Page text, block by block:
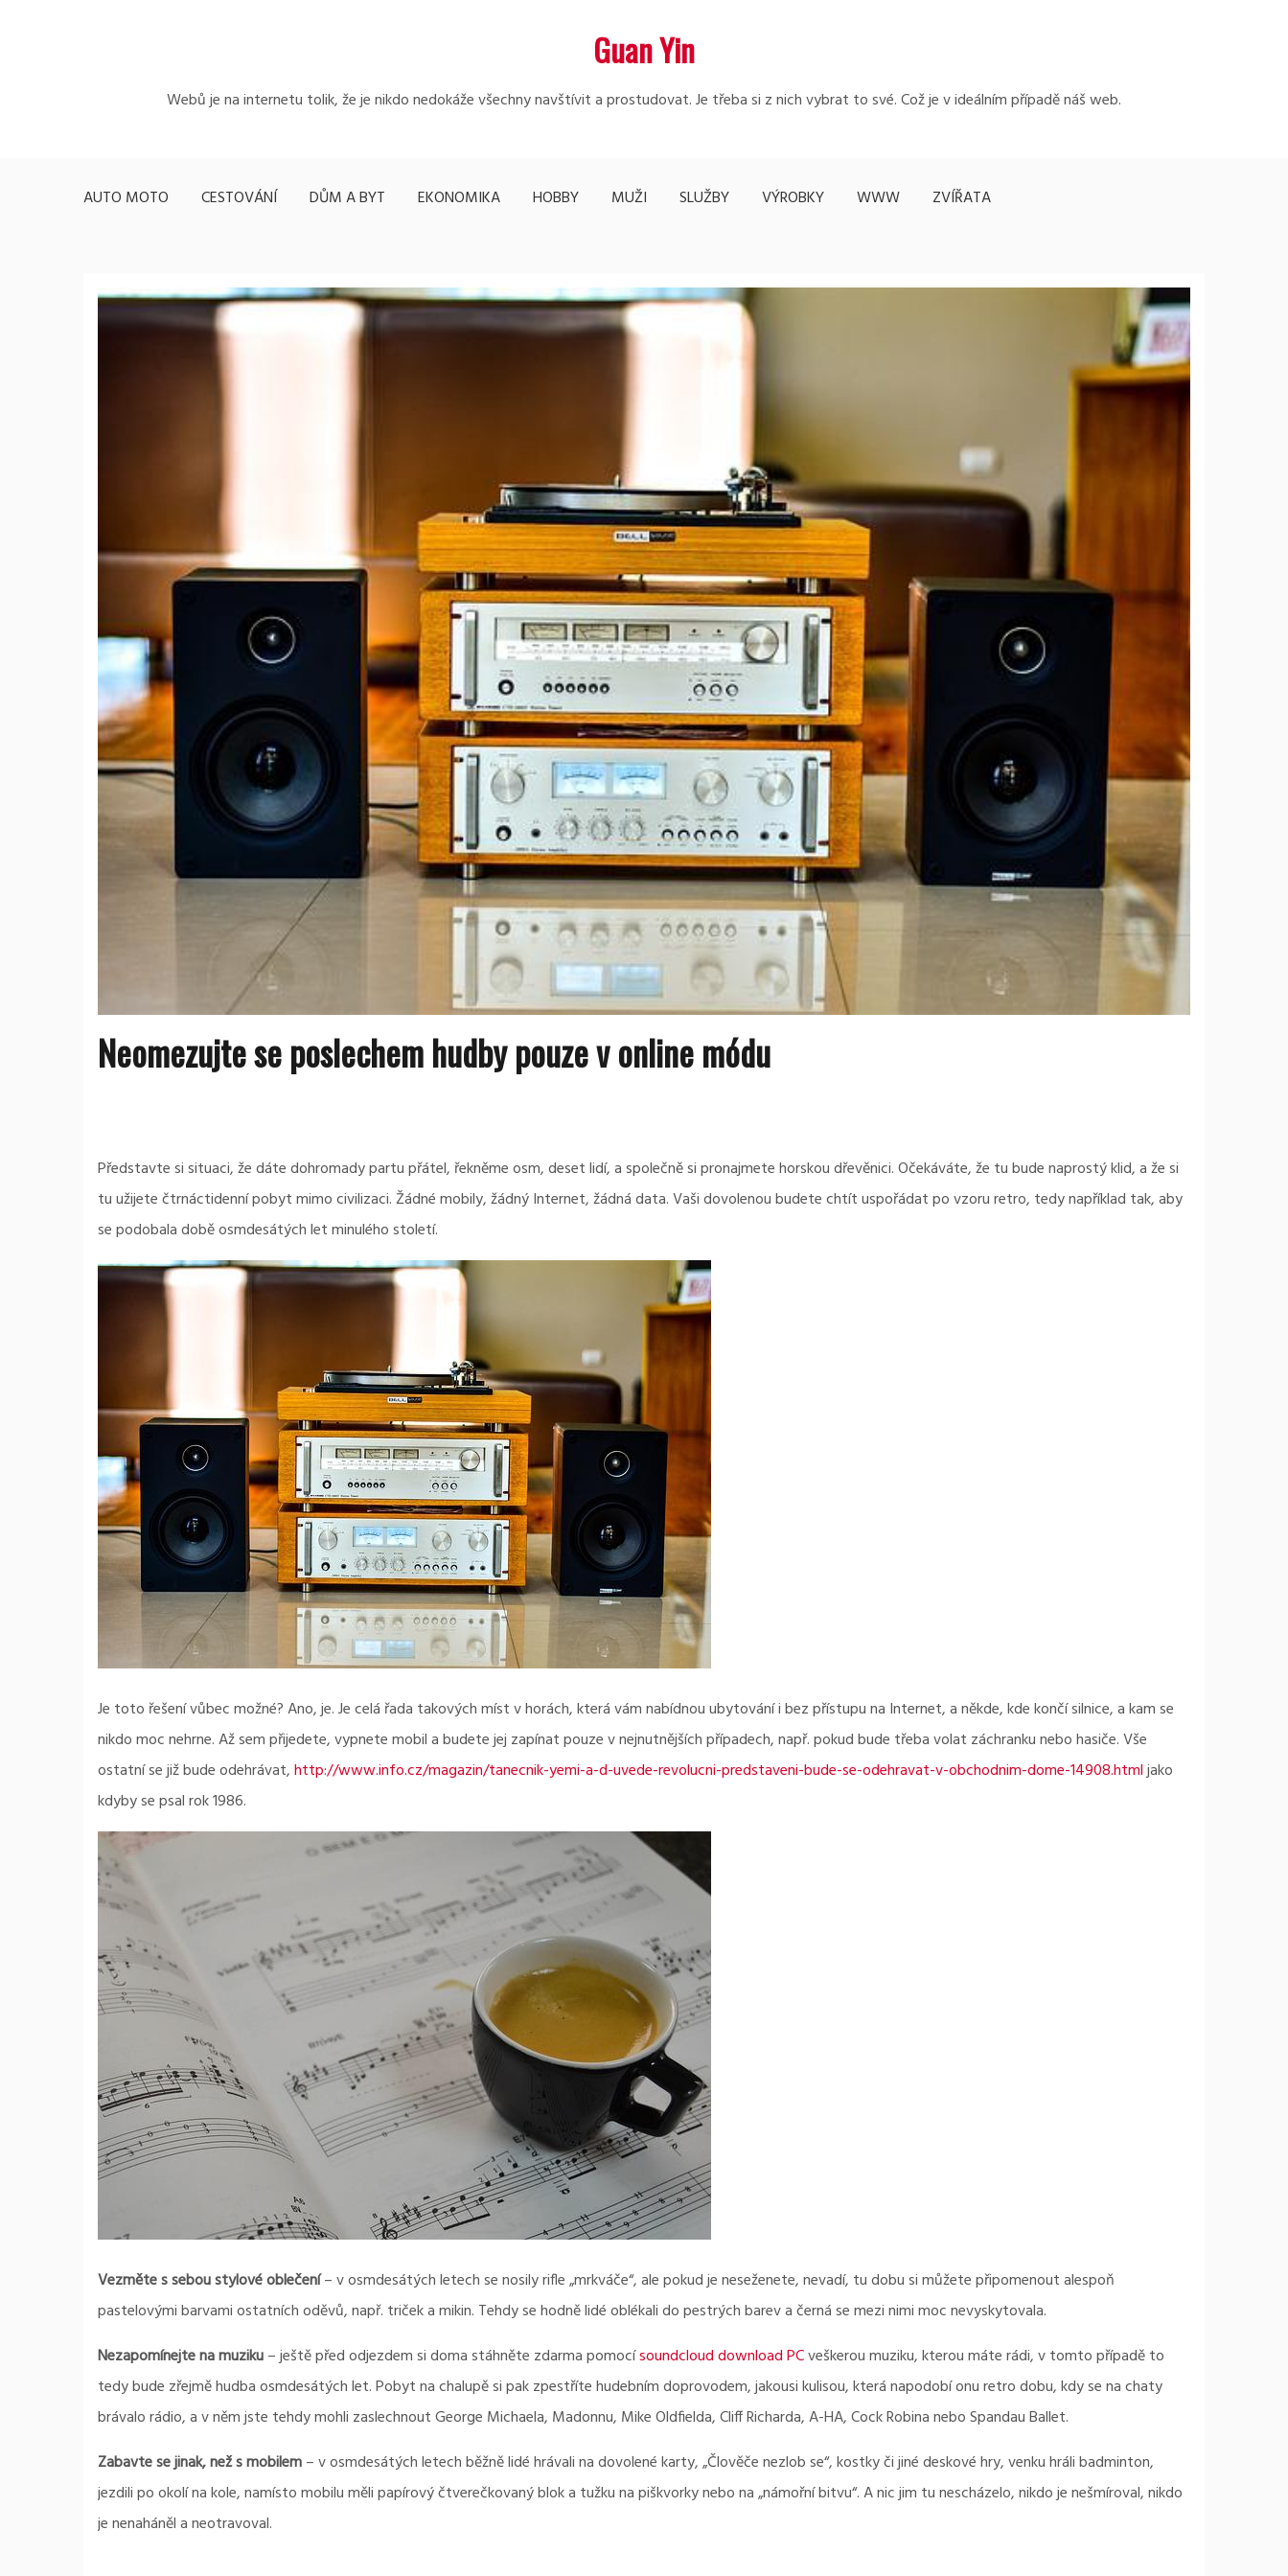
Guan Yin
Webů je na internetu tolik, že je nikdo nedokáže všechny navštívit a prostudovat. Je třeba si z nich vybrat to své. Což je v ideálním případě náš web.
AUTO MOTO CESTOVÁNÍ DŮM A BYT EKONOMIKA HOBBY MUŽI SLUŽBY VÝROBKY WWW ZVÍŘATA
Neomezujte se poslechem hudby pouze v online módu
Představte si situaci, že dáte dohromady partu přátel, řekněme osm, deset lidí, a společně si pronajmete horskou dřevěnici. Očekáváte, že tu bude naprostý klid, a že si
tu užijete čtrnáctidenní pobyt mimo civilizaci. Žádné mobily, žádný Internet, žádná data. Vaši dovolenou budete chtít uspořádat po vzoru retro, tedy například tak, aby
se podobala době osmdesátých let minulého století.
Je toto řešení vůbec možné? Ano, je. Je celá řada takových míst v horách, která vám nabídnou ubytování i bez přístupu na Internet, a někde, kde končí silnice, a kam se
nikdo moc nehrne. Až sem přijedete, vypnete mobil a budete jej zapínat pouze v nejnutnějších případech, např. pokud bude třeba volat záchranku nebo hasiče. Vše
ostatní se již bude odehrávat,http://www.info.cz/magazin/tanecnik-yemi-a-d-uvede-revolucni-predstaveni-bude-se-odehravat-v-obchodnim-dome-14908.htmljako
kdyby se psal rok 1986.
Vezměte s sebou stylové oblečení– v osmdesátých letech se nosily rifle „mrkváče“, ale pokud je neseženete, nevadí, tu dobu si můžete připomenout alespoň
pastelovými barvami ostatních oděvů, např. triček a mikin. Tehdy se hodně lidé oblékali do pestrých barev a černá se mezi nimi moc nevyskytovala.
Nezapomínejte na muziku– ještě před odjezdem si doma stáhněte zdarma pomocísoundcloud download PCveškerou muziku, kterou máte rádi, v tomto případě to
tedy bude zřejmě hudba osmdesátých let. Pobyt na chalupě si pak zpestříte hudebním doprovodem, jakousi kulisou, která napodobí onu retro dobu, kdy se na chaty
brávalo rádio, a v něm jste tehdy mohli zaslechnout George Michaela, Madonnu, Mike Oldfielda, Cliff Richarda, A-HA, Cock Robina nebo Spandau Ballet.
Zabavte se jinak, než s mobilem– v osmdesátých letech běžně lidé hrávali na dovolené karty, „Člověče nezlob se“, kostky či jiné deskové hry, venku hráli badminton,
jezdili po okolí na kole, namísto mobilu měli papírový čtverečkovaný blok a tužku na piškvorky nebo na „námořní bitvu“. A nic jim tu nescházelo, nikdo je nešmíroval, nikdo
je nenaháněl a neotravoval.